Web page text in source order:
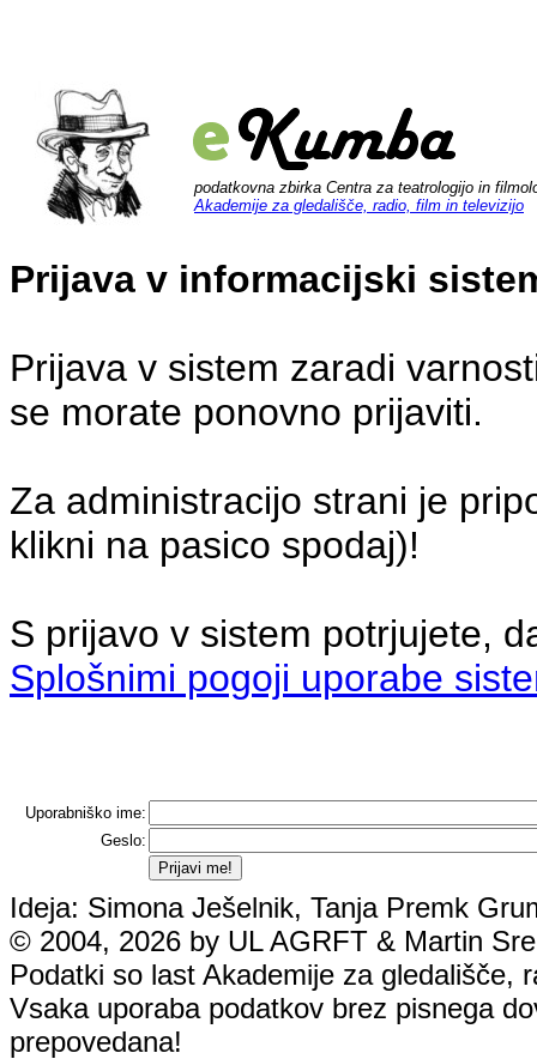
podatkovna zbirka Centra za teatrologijo in
Akademije za gledališče, radio, film in televizijo
Prijava v informacijski
Prijava v sistem zaradi
se morate ponovno prijaviti.
Za administracijo strani je
klikni na pasico spodaj)!
S prijavo v sistem potrjujete,
Splošnimi pogoji uporabe
Uporabniško ime:
Geslo:
Ideja: Simona Ješelnik, Tanja Premk
© 2004, 2026 by UL AGRFT & Martin
Podatki so last Akademije za gledališče,
Vsaka uporaba podatkov brez pisnega
prepovedana!